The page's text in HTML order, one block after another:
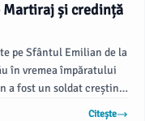
Martiraj și credință
pe Sfântul Emilian de la
în vremea împăratului
a fost un soldat creștin
motiv pentru care a fost
Citește